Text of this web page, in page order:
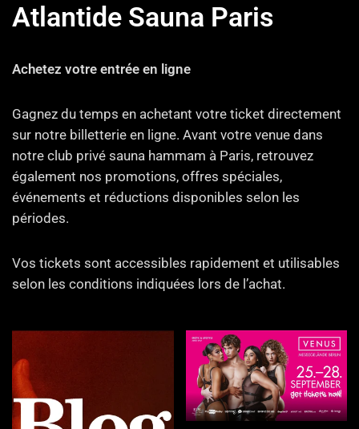
Atlantide Sauna Paris
Achetez votre entrée en ligne
Gagnez du temps en achetant votre ticket directement
sur notre billetterie en ligne. Avant votre venue dans
notre club privé sauna hammam à Paris, retrouvez
également nos promotions, offres spéciales,
événements et réductions disponibles selon les
périodes.
Vos tickets sont accessibles rapidement et utilisables
selon les conditions indiquées lors de l’achat.